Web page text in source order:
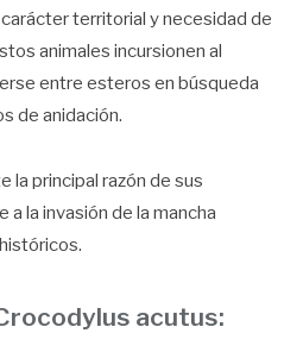
territorial y necesidad de
animales incursionen al
entre esteros en búsqueda
de anidación.
la principal razón de sus
la invasión de la mancha
acutus: